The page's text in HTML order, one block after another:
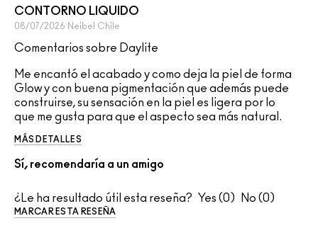
CONTORNO LIQUIDO
08/07/2026 Neibel Chile
Comentarios sobre Daylite
Me encantó el acabado y como deja la piel de forma
Glow y con buena pigmentación que además puede
construirse, su sensación en la piel es ligera por lo
que me gusta para que el aspecto sea más natural.
MÁS DETALLES
Sí, recomendaría a un amigo
¿Le ha resultado útil esta reseña? 0 0
MARCAR ESTA RESEÑA